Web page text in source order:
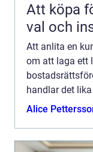
Att köpa
val och
Att anlita en
om att laga ett
handlar det
Alice